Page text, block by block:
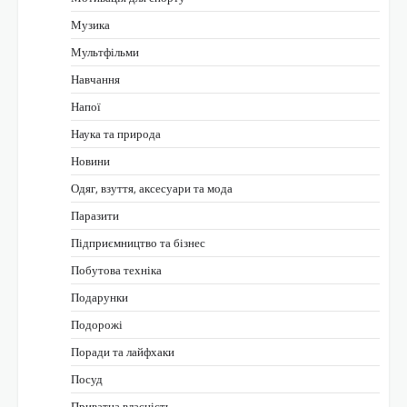
Музика
Мультфільми
Навчання
Напої
Наука та природа
Новини
Одяг, взуття, аксесуари та мода
Паразити
Підприємництво та бізнес
Побутова техніка
Подарунки
Подорожі
Поради та лайфхаки
Посуд